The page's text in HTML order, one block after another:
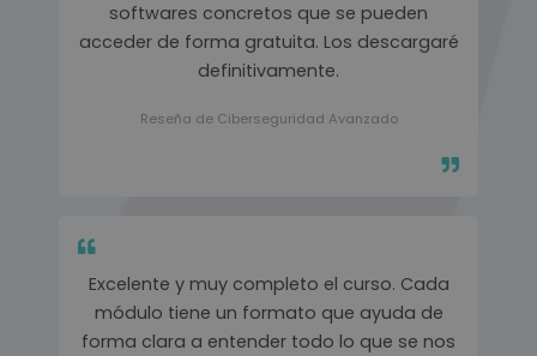
softwares concretos que se pueden
acceder de forma gratuita. Los descargaré
definitivamente.
Reseña de Ciberseguridad Avanzado
Excelente y muy completo el curso. Cada
módulo tiene un formato que ayuda de
forma clara a entender todo lo que se nos